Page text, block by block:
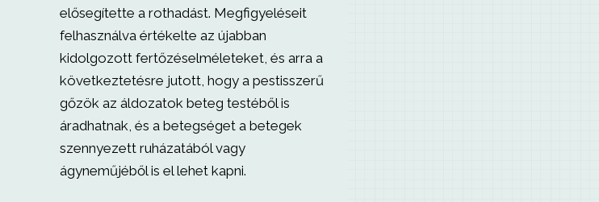
elősegítette a rothadást. Megfigyeléseit
felhasználva értékelte az újabban
kidolgozott fertőzéselméleteket, és arra a
következtetésre jutott, hogy a pestisszerű
gőzök az áldozatok beteg testéből is
áradhatnak, és a betegséget a betegek
szennyezett ruházatából vagy
ágyneműjéből is el lehet kapni.